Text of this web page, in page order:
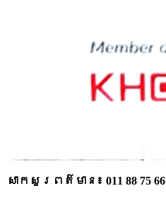
សាកសួរពត៌មាន៖ 011 88 75 66